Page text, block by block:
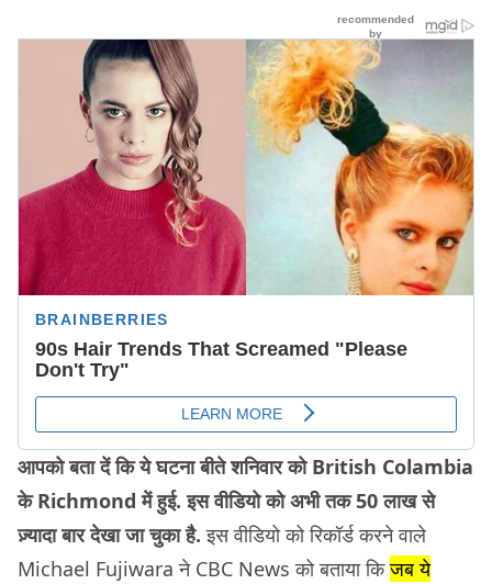
आपको बता दें कि ये घटना बीते शनिवार को British Colambia
के Richmond में हुई. इस वीडियो को अभी तक 50 लाख से
ज़्यादा बार देखा जा चुका है. इस वीडियो को रिकॉर्ड करने वाले
Michael Fujiwara ने CBC News को बताया किजब ये